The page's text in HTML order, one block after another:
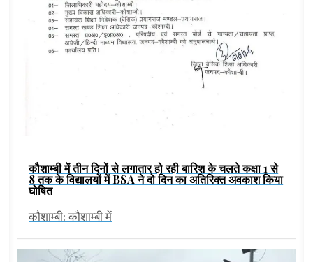
कौशाम्बी में तीन दिनों से लगातार हो रही बारिश के चलते कक्षा 1 से
8 तक के विद्यालयों में BSA ने दो दिन का अतिरिक्त अवकाश किया
घोषित
कौशाम्बी: कौशाम्बी में